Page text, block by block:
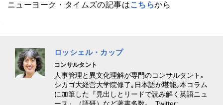
ニューヨーク・タイムズの記事はこちらから
ロッシェル・カップ
コンサルタント
人事管理と異文化理解が専門のコンサルタント｡
シカゴ大経営大学院修了｡日本語が堪能｡本コラム
に加筆した『見出しとリードで読み解く英語ニュ